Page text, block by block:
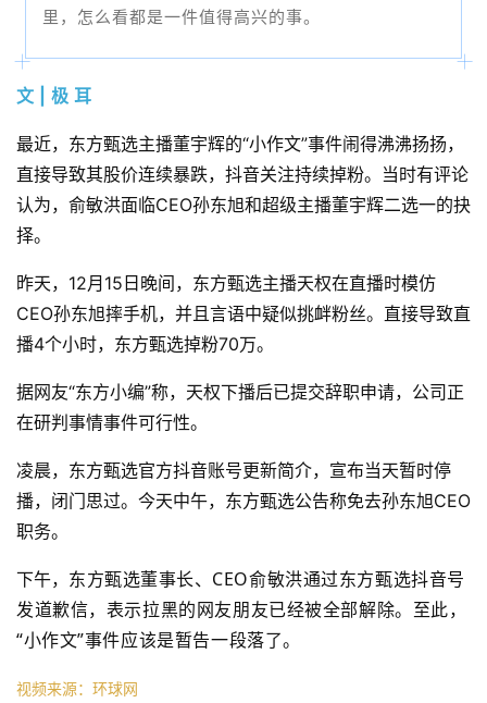
里，怎么看都是一件值得高兴的事。
文 | 极 耳
最近，东方甄选主播董宇辉的“小作文”事件闹得沸沸扬扬，
直接导致其股价连续暴跌，抖音关注持续掉粉。当时有评论
认为，俞敏洪面临CEO孙东旭和超级主播董宇辉二选一的抉
择。
昨天，12月15日晚间，东方甄选主播天权在直播时模仿
CEO孙东旭摔手机，并且言语中疑似挑衅粉丝。直接导致直
播4个小时，东方甄选掉粉70万。
据网友“东方小编”称，天权下播后已提交辞职申请，公司正
在研判事情事件可行性。
凌晨，东方甄选官方抖音账号更新简介，宣布当天暂时停
播，闭门思过。今天中午，东方甄选公告称免去孙东旭CEO
职务。
下午， 东方甄选董事长、CEO俞敏洪通过东方甄选抖音号
发道歉信，表示拉黑的网友朋友已经被全部解除。至此，
“小作文”事件应该是暂告一段落了。
视频来源：环球网